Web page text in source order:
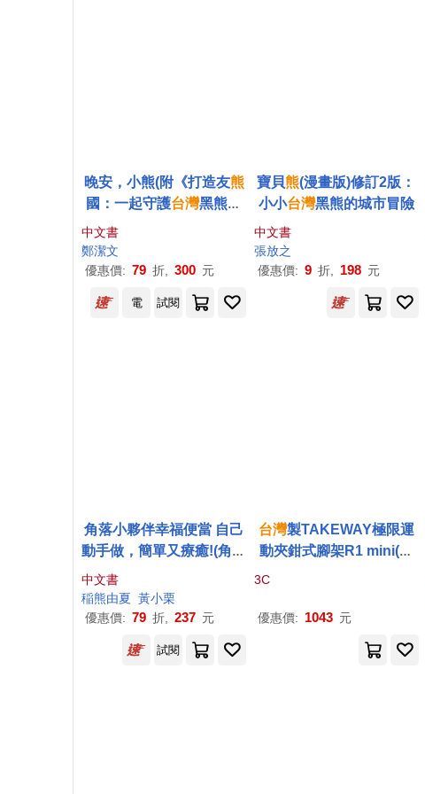
晚安，小熊(附《打造友熊
國：一起守護台灣黑熊》
中文書
鄭潔文
優惠價: 79 折, 300 元
寶貝熊(漫畫版)修訂2版：
小小台灣黑熊的城市冒險
中文書
張放之
優惠價: 9 折, 198 元
電 試閱
角落小夥伴幸福便當 自己
動手做，簡單又療癒!(角落
中文書
稲熊由夏 黃小栗
優惠價: 79 折, 237 元
台灣製TAKEWAY極限運
動夾鉗式腳架R1 mini(含
彈力束帶版手機座
腳架
3C
優惠價: 1043 元
試閱